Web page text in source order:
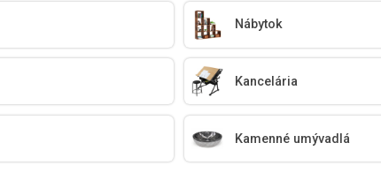
Nábytok
Kancelária
Kamenné umývadlá